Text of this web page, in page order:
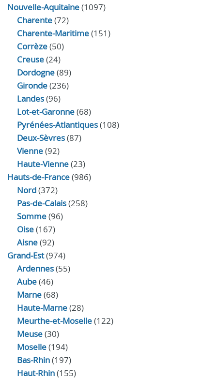
Nouvelle-Aquitaine(1097)
Charente(72)
Charente-Maritime(151)
Corrèze(50)
Creuse(24)
Dordogne(89)
Gironde(236)
Landes(96)
Lot-et-Garonne(68)
Pyrénées-Atlantiques(108)
Deux-Sèvres(87)
Vienne(92)
Haute-Vienne(23)
Hauts-de-France(986)
Nord(372)
Pas-de-Calais(258)
Somme(96)
Oise(167)
Aisne(92)
Grand-Est(974)
Ardennes(55)
Aube(46)
Marne(68)
Haute-Marne(28)
Meurthe-et-Moselle(122)
Meuse(30)
Moselle(194)
Bas-Rhin(197)
Haut-Rhin(155)